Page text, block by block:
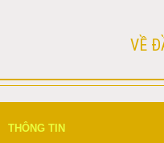
VỀ
THÔNG TIN